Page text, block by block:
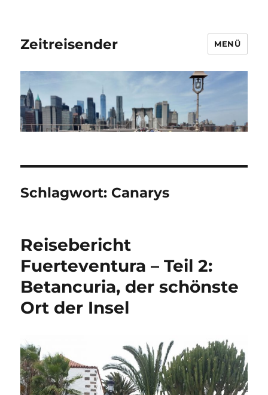
Zeitreisender MENÜ
Schlagwort: Canarys
Reisebericht
Fuerteventura – Teil 2:
Betancuria, der schönste
Ort der Insel